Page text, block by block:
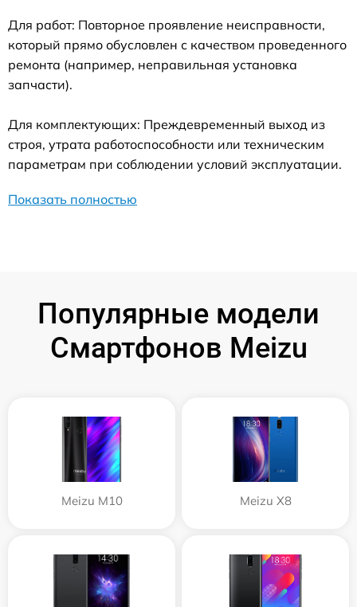
Для работ: Повторное проявление неисправности,
который прямо обусловлен с качеством проведенного
ремонта (например, неправильная установка
запчасти).
Для комплектующих: Преждевременный выход из
строя, утрата работоспособности или техническим
параметрам при соблюдении условий эксплуатации.
Показать полностью
Популярные модели
Смартфонов Meizu
Meizu M10 Meizu X8